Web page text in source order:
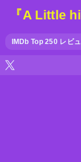
『A Little
IMDb Top 250 レビ